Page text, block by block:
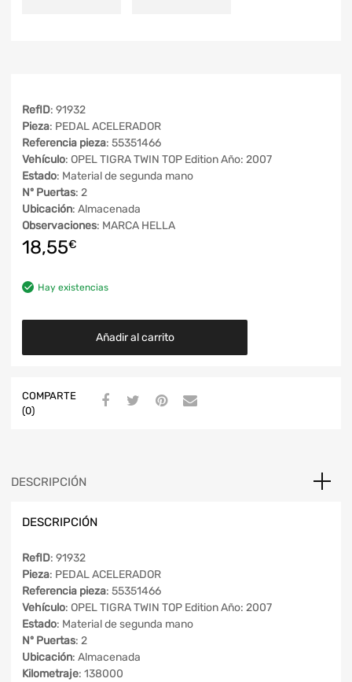
RefID: 91932
Pieza: PEDAL ACELERADOR
Referencia pieza: 55351466
Vehículo: OPEL TIGRA TWIN TOP Edition Año: 2007
Estado: Material de segunda mano
Nº Puertas: 2
Ubicación: Almacenada
Observaciones: MARCA HELLA
18,55€
Hay existencias
Añadir al carrito
COMPARTE
(0)
DESCRIPCIÓN
DESCRIPCIÓN
RefID: 91932
Pieza: PEDAL ACELERADOR
Referencia pieza: 55351466
Vehículo: OPEL TIGRA TWIN TOP Edition Año: 2007
Estado: Material de segunda mano
Nº Puertas: 2
Ubicación: Almacenada
Kilometraje: 138000